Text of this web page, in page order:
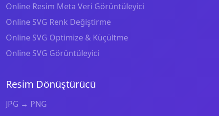
Online Resim Meta Veri Görüntüleyici
Online SVG Renk Değiştirme
Online SVG Optimize & Küçültme
Online SVG Görüntüleyici
Resim Dönüştürücü
JPG → PNG